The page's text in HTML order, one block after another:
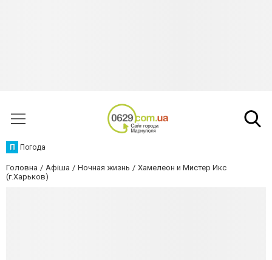
П Погода
Головна Афіша Ночная жизнь
Хамелеон и Мистер Икс
(г.Харьков)